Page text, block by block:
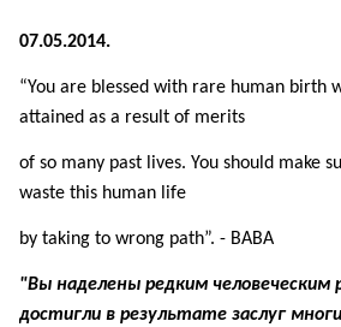
07.05.2014.
“You are blessed with rare human birth
attained as a result of merits
оf so many past lives. You should make
waste this human life
by taking to wrong path”. - BABA
"Вы наделены редким человеческим
достигли в результате заслуг